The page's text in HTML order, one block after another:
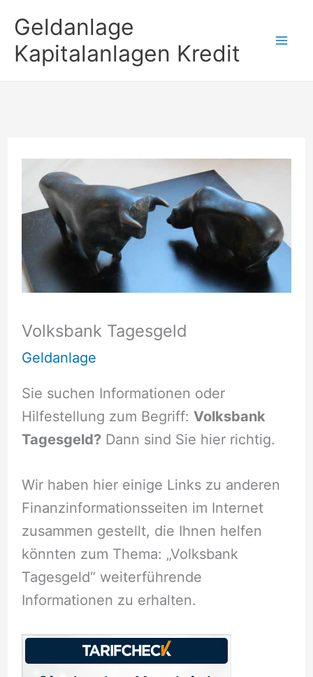
Inhalt
springen
Geldanlage
Kapitalanlagen Kredit
Volksbank Tagesgeld
Geldanlage
Sie suchen Informationen oder
Hilfestellung zum Begriff: Volksbank
Tagesgeld?Dann sind Sie hier richtig.
Wir haben hier einige Links zu anderen
Finanzinformationsseiten im Internet
zusammen gestellt, die Ihnen helfen
könnten zum Thema: „Volksbank
Tagesgeld“ weiterführende
Informationen zu erhalten.